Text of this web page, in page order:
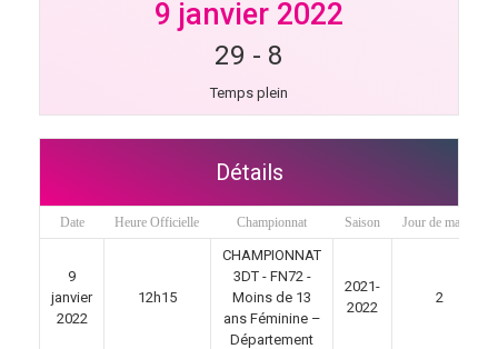
9 janvier 2022
29 - 8
Temps plein
Détails
Date Heure Officielle Championnat Saison Jour de match
9
janvier
2022
12h15
CHAMPIONNAT
3DT - FN72 -
Moins de 13
ans Féminine –
Département
2021-
2022
2